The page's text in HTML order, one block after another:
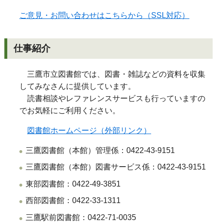
ご意見・お問い合わせはこちらから（SSL対応）
仕事紹介
三鷹市立図書館では、図書・雑誌などの資料を収集
してみなさんに提供しています。
読書相談やレファレンスサービスも行っていますの
でお気軽にご利用ください。
図書館ホームページ（外部リンク）
三鷹図書館（本館）管理係：0422-43-9151
三鷹図書館（本館）図書サービス係：0422-43-9151
東部図書館：0422-49-3851
西部図書館：0422-33-1311
三鷹駅前図書館：0422-71-0035